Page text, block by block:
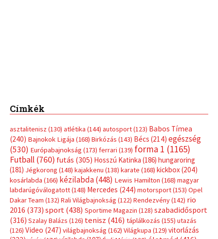
Címkék
asztalitenisz (130) atlétika (144) autosport(123) Babos Tímea
(240) Bajnokok Ligája (168) Birkózás (143) Bécs (214) egészség
(530) Európabajnokság (173) ferrari (139) forma 1 (1165)
Futball (760) futás (305) Hosszú Katinka (186) hungaroring
(181) Jégkorong (148) kajakkenu (138) karate (168) kickbox(204)
kosárlabda (166) kézilabda(448) Lewis Hamilton (168) magyar
labdarúgóválogatott(148) Mercedes (244) motorsport(153) Opel
Dakar Team (132) Rali Világbajnokság (122) Rendezvény(142) rio
2016 (373) sport(438) Sportime Magazin (128) szabadidősport
(316) Szalay Balázs (126) tenisz (416) táplálkozás (155) utazás
(126) Video (247) világbajnokság (162) Világkupa (129) vitorlázás